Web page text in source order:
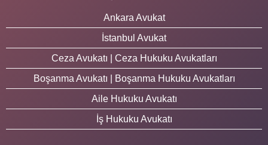
Ankara Avukat
İstanbul Avukat
Ceza Avukatı | Ceza Hukuku Avukatları
Boşanma Avukatı | Boşanma Hukuku Avukatları
Aile Hukuku Avukatı
İş Hukuku Avukatı